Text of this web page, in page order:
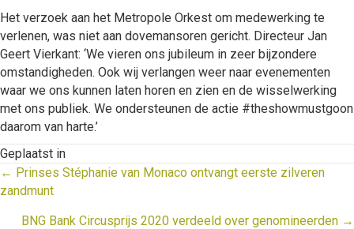
Het verzoek aan het Metropole Orkest om medewerking te
verlenen, was niet aan dovemansoren gericht. Directeur Jan
Geert Vierkant: ‘We vieren ons jubileum in zeer bijzondere
omstandigheden. Ook wij verlangen weer naar evenementen
waar we ons kunnen laten horen en zien en de wisselwerking
met ons publiek. We ondersteunen de actie #theshowmustgoon
daarom van harte.’
Geplaatst in
Posts
navigation
← Prinses Stéphanie van Monaco ontvangt eerste zilveren
zandmunt
BNG Bank Circusprijs 2020 verdeeld over genomineerden →